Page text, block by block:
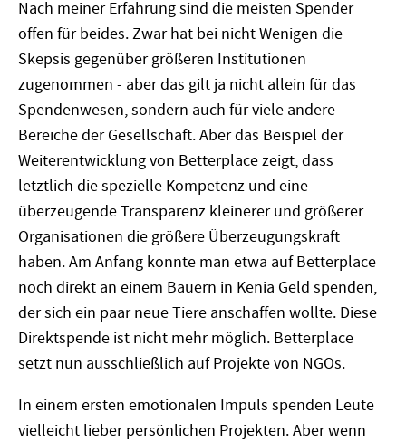
Nach meiner Erfahrung sind die meisten Spender
offen für beides. Zwar hat bei nicht Wenigen die
Skepsis gegenüber größeren Institutionen
zugenommen - aber das gilt ja nicht allein für das
Spendenwesen, sondern auch für viele andere
Bereiche der Gesellschaft. Aber das Beispiel der
Weiterentwicklung von Betterplace zeigt, dass
letztlich die spezielle Kompetenz und eine
überzeugende Transparenz kleinerer und größerer
Organisationen die größere Überzeugungskraft
haben. Am Anfang konnte man etwa auf Betterplace
noch direkt an einem Bauern in Kenia Geld spenden,
der sich ein paar neue Tiere anschaffen wollte. Diese
Direktspende ist nicht mehr möglich. Betterplace
setzt nun ausschließlich auf Projekte von NGOs.
In einem ersten emotionalen Impuls spenden Leute
vielleicht lieber persönlichen Projekten. Aber wenn